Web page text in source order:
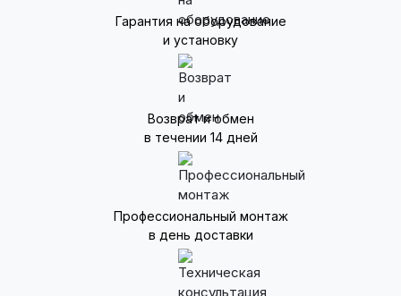
Гарантия на оборудование
и установку
Возврат и обмен
в течении 14 дней
Профессиональный монтаж
в день доставки